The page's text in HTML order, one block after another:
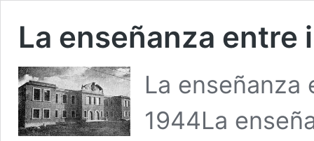
La enseñanza
La enseñanza
1944La